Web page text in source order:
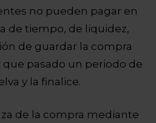
no pueden pagar en
de tiempo, de liquidez,
de guardar la compra
pasado un periodo de
y la finalice.
de la compra mediante